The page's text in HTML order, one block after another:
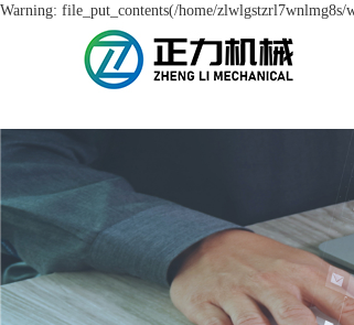
Warning: file_put_contents(/home/zlwlgstzrl7wnlmg8s/